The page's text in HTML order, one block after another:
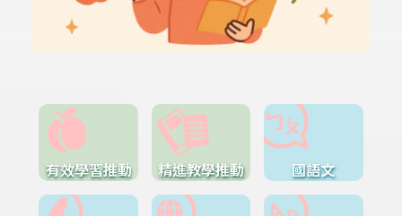
有效學習推動 精進教學推動 國語文